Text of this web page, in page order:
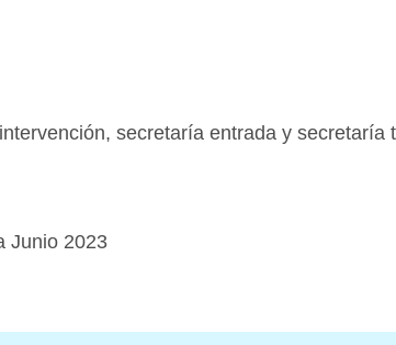
secretaría entrada y secretaría
Junio 2023